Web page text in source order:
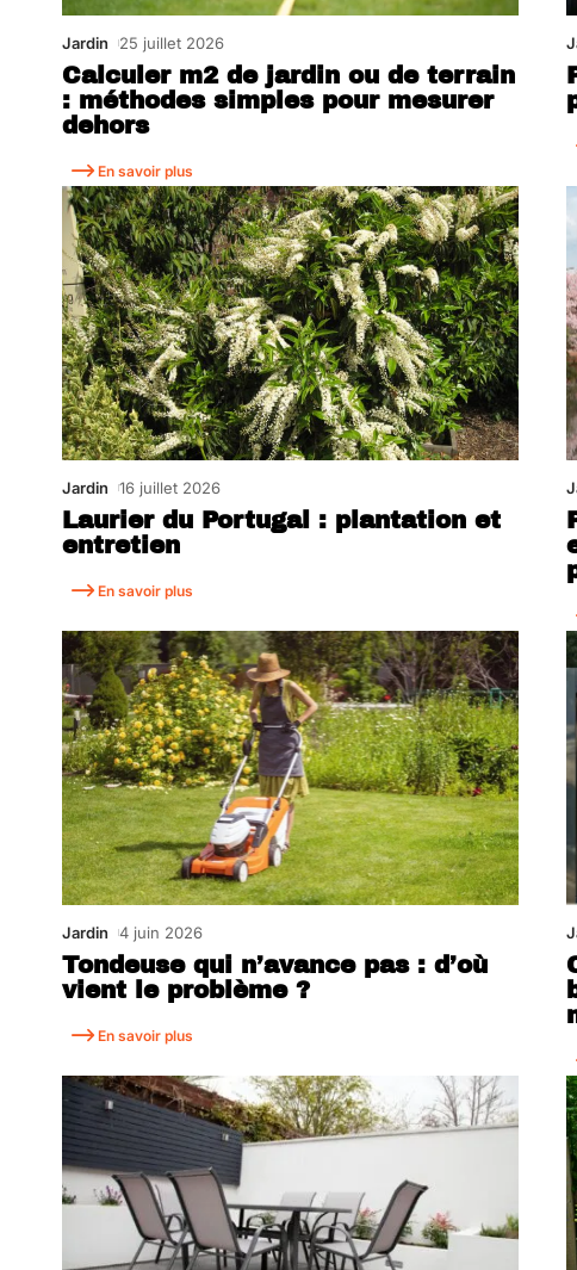
Calculer m2 de jardin ou de terrain
: méthodes simples pour mesurer
dehors
Jardin 25 juillet 2026
En savoir plus
Laurier du Portugal : plantation et
entretien
Jardin 16 juillet 2026
En savoir plus
Tondeuse qui n’avance pas : d’où
vient le problème ?
Jardin 4 juin 2026
En savoir plus